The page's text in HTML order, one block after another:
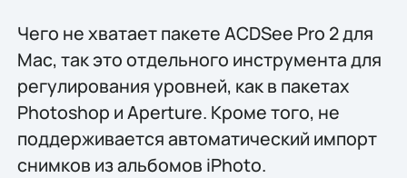
Чего не хватает пакете ACDSee Pro 2 для
Mac, так это отдельного инструмента для
регулирования уровней, как в пакетах
Photoshop и Aperture. Кроме того, не
поддерживается автоматический импорт
снимков из альбомов iPhoto.